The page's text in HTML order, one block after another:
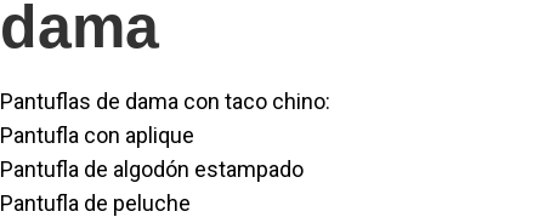
dama
Pantuflas de dama con taco chino:
Pantufla con aplique
Pantufla de algodón estampado
Pantufla de peluche